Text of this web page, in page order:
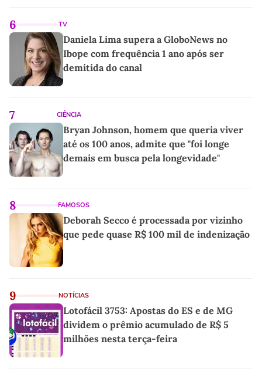
6 TV
Daniela Lima supera a GloboNews no
Ibope com frequência 1 ano após ser
demitida do canal
7 CIÊNCIA
Bryan Johnson, homem que queria viver
até os 100 anos, admite que "foi longe
demais em busca pela longevidade"
8 FAMOSOS
Deborah Secco é processada por vizinho
que pede quase R$ 100 mil de indenização
9 NOTÍCIAS
Lotofácil 3753: Apostas do ES e de MG
dividem o prêmio acumulado de R$ 5
milhões nesta terça-feira